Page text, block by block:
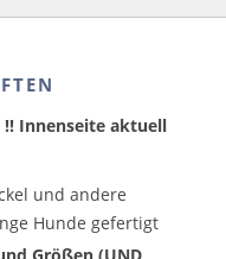
Innenseite aktuell
und andere
Hunde gefertigt